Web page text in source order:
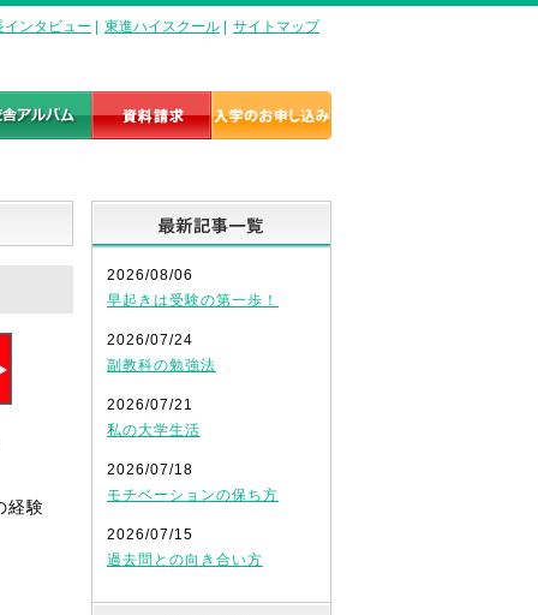
インタビュー 東進ハイスクール サイトマップ
経験
2026/08/06
早起きは受験の第一歩！
2026/07/24
副教科の勉強法
2026/07/21
私の大学生活
2026/07/18
モチベーションの保ち方
2026/07/15
過去問との向き合い方